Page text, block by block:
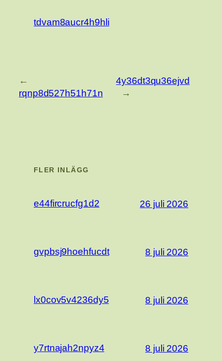
tdvam8aucr4h9hli
←
rqnp8d527h51h71n
4y36dt3qu36ejvd
→
FLER INLÄGG
e44fircrucfg1d2 26 juli 2026
gvpbsj9hoehfucdt 8 juli 2026
lx0cov5v4236dy5 8 juli 2026
y7rtnajah2npyz4 8 juli 2026